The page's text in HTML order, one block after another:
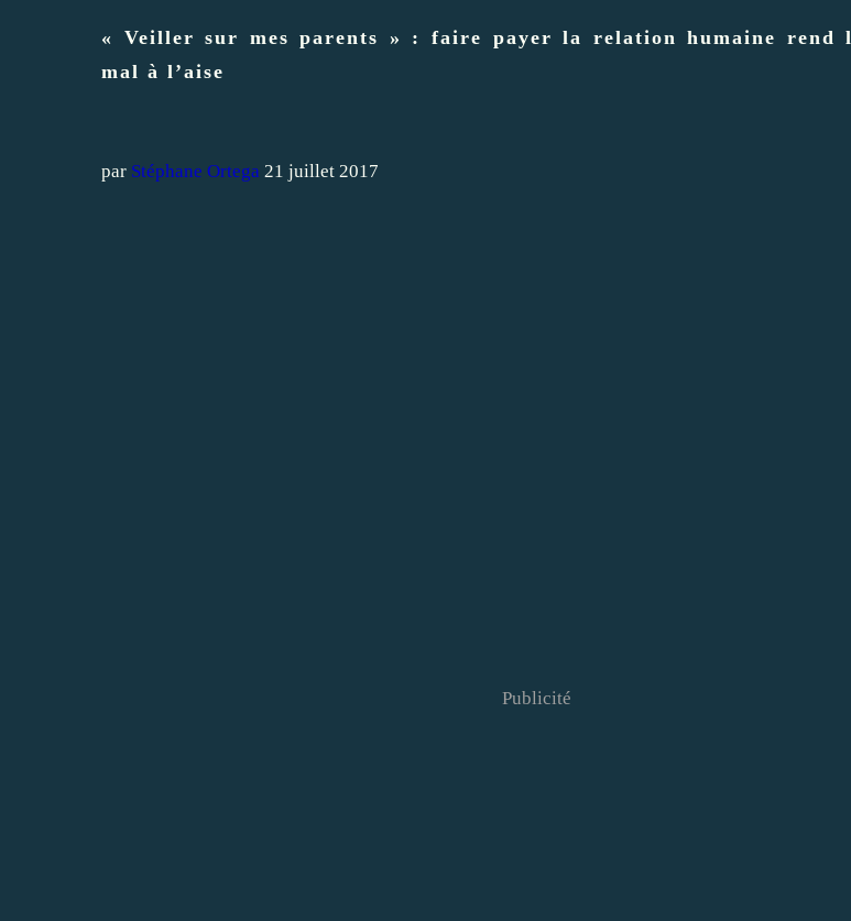
« Veiller sur mes parents » : faire payer la relation humaine rend
mal à l’aise
par Stéphane Ortega 21 juillet 2017
Publicité